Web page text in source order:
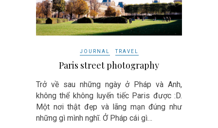
JOURNAL TRAVEL
Paris street photography
Trở về sau những ngày ở Pháp và Anh,
không thể không luyến tiếc Paris được :D.
Một nơi thật đẹp và lãng mạn đúng như
những gì mình nghĩ. Ở Pháp cái gì…